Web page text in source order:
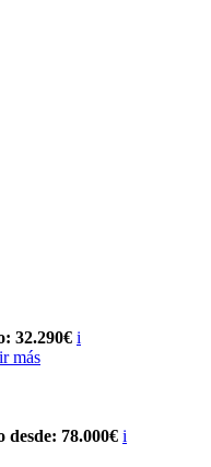
32.290€ i
más
desde: 78.000€ i